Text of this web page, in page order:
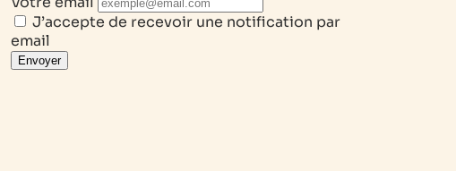
J’accepte de recevoir une notification par
email
Envoyer